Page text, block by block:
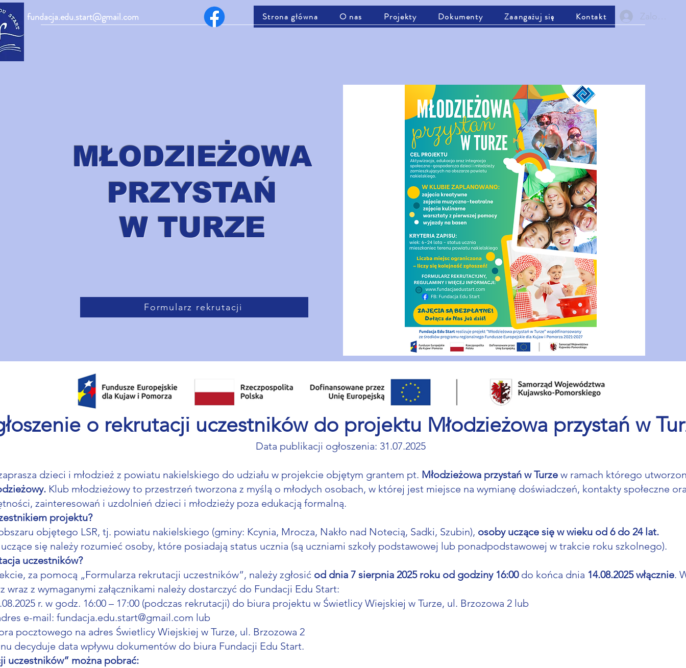
Strona główna O nas Projekty Dokumenty Zaangażuj się Kontakt Zaloguj się
fundacja.edu.start@gmail.com
MŁODZIEŻOWA
PRZYSTAŃ
W TURZE
Formularz rekrutacji
o rekrutacji uczestników do projektu Młodzieżowa przystań w
Data publikacji ogłoszenia: 31.07.2025
dzieci i młodzież z powiatu nakielskiego do udziału w projekcie objętym grantem pt. Młodzieżowa przystań w Turze w ramach którego
Klub młodzieżowy to przestrzeń tworzona z myślą o młodych osobach, w której jest miejsce na wymianę doświadczeń, kontakty społeczne
zainteresowań i uzdolnień dzieci i młodzieży poza edukacją formalną.
projektu?
objętego LSR, tj. powiatu nakielskiego (gminy: Kcynia, Mrocza, Nakło nad Notecią, Sadki, Szubin), osoby uczące się w wieku od 6 do 24 lat.
się należy rozumieć osoby, które posiadają status ucznia (są uczniami szkoły podstawowej lub ponadpodstawowej w trakcie roku szkolnego).
uczestników?
za pomocą „Formularza rekrutacji uczestników”, należy zgłosić od dnia 7 sierpnia 2025 roku od godziny 16:00 do końca dnia 14.08.2025 włącznie.
wraz z wymaganymi załącznikami należy dostarczyć do Fundacji Edu Start:
r. w godz. 16:00 – 17:00 (podczas rekrutacji) do biura projektu w Świetlicy Wiejskiej w Turze, ul. Brzozowa 2 lub
e-mail: fundacja.edu.start@gmail.com lub
pocztowego na adres Świetlicy Wiejskiej w Turze, ul. Brzozowa 2
decyduje data wpływu dokumentów do biura Fundacji Edu Start.
uczestników” można pobrać: